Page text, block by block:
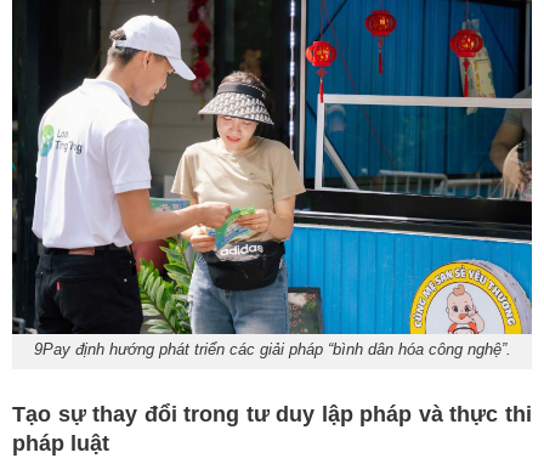
9Pay định hướng phát triển các giải pháp “bình dân hóa công nghệ”.
Tạo sự thay đổi trong tư duy lập pháp và thực thi
pháp luật